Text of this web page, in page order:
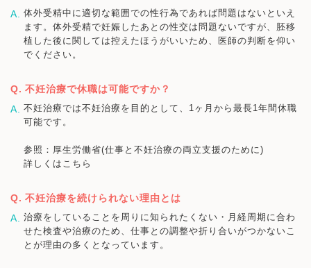
体外受精中に適切な範囲での性行為であれば問題はないといえ
ます。体外受精で妊娠したあとの性交は問題ないですが、胚移
植した後に関しては控えたほうがいいため、医師の判断を仰い
でください。
不妊治療で休職は可能ですか？
不妊治療では不妊治療を目的として、1ヶ月から最長1年間休職
可能です。
参照：厚生労働省(仕事と不妊治療の両立支援のために)
詳しくはこちら
不妊治療を続けられない理由とは
治療をしていることを周りに知られたくない・月経周期に合わ
せた検査や治療のため、仕事との調整や折り合いがつかないこ
とが理由の多くとなっています。